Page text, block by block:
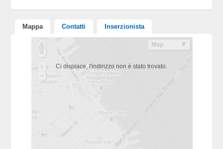
Mappa Contatti Inserzionista
Ci dispiace, l'indirizzo non è stato trovato.